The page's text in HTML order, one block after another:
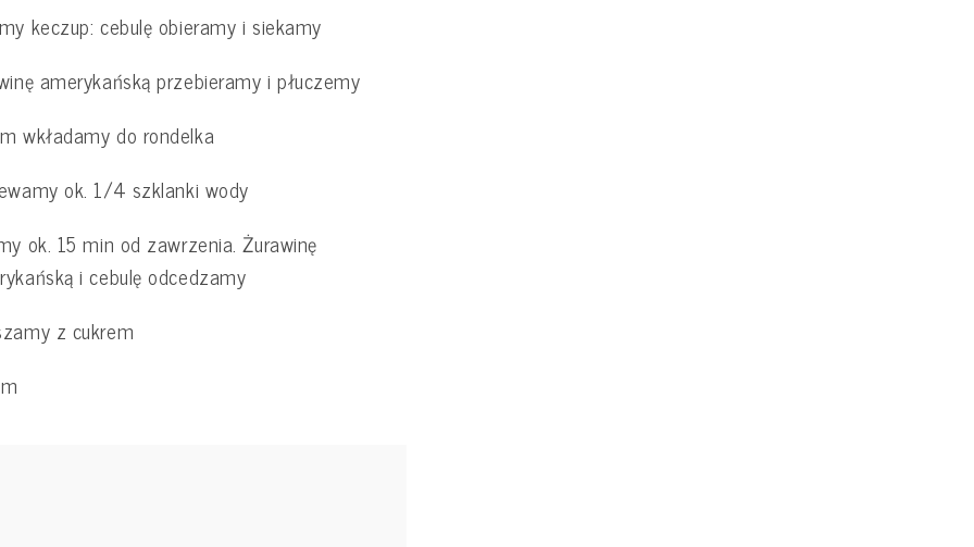
keczup: cebulę obieramy i siekamy
amerykańską przebieramy i płuczemy
wkładamy do rondelka
ok. 1/4 szklanki wody
ok. 15 min od zawrzenia. Żurawinę
i cebulę odcedzamy
z cukrem